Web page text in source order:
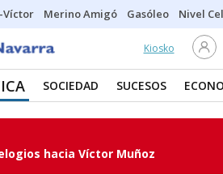
Víctor Merino Amigó Gasóleo Nivel
Kiosko
SOCIEDAD SUCESOS
hacia Víctor Muñoz